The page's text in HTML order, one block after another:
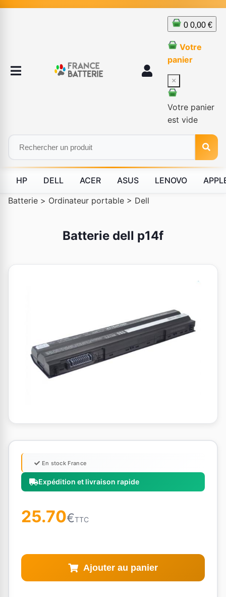
0 0,00 €
Votre
panier
×
Votre panier
est vide
HP DELL ACER ASUS LENOVO
Batterie > Ordinateur portable > Dell
Batterie dell p14f
Expédition et livraison rapide
En stock France
25.70€TTC
Ajouter au panier